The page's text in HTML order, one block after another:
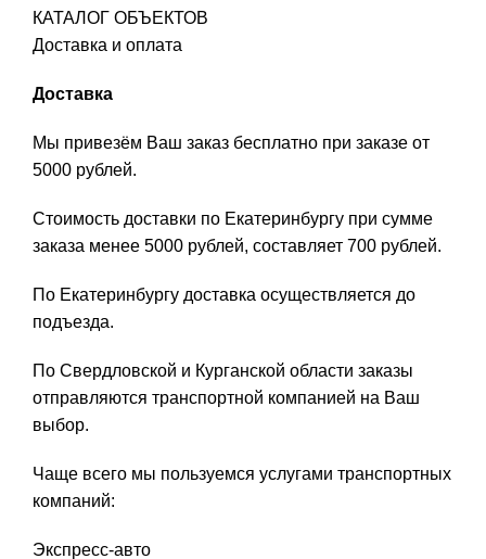
КАТАЛОГ ОБЪЕКТОВ
Доставка и оплата
Доставка
Мы привезём Ваш заказ бесплатно при заказе от
5000 рублей.
Стоимость доставки по Екатеринбургу при сумме
заказа менее 5000 рублей, составляет 700 рублей.
По Екатеринбургу доставка осуществляется до
подъезда.
По Свердловской и Курганской области заказы
отправляются транспортной компанией на Ваш
выбор.
Чаще всего мы пользуемся услугами транспортных
компаний:
Экспресс-авто